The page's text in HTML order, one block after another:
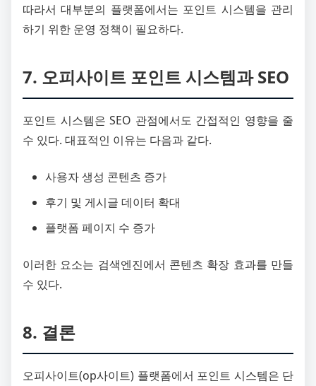
따라서 대부분의 플랫폼에서는 포인트 시스템을 관리
하기 위한 운영 정책이 필요하다.
7. 오피사이트 포인트 시스템과 SEO
포인트 시스템은 SEO 관점에서도 간접적인 영향을 줄
수 있다. 대표적인 이유는 다음과 같다.
사용자 생성 콘텐츠 증가
후기 및 게시글 데이터 확대
플랫폼 페이지 수 증가
이러한 요소는 검색엔진에서 콘텐츠 확장 효과를 만들
수 있다.
8. 결론
오피사이트(op사이트) 플랫폼에서 포인트 시스템은 단